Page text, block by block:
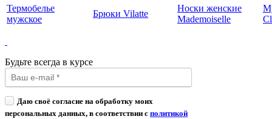
Термобелье
мужское
Брюки Vilatte
Носки женские
Mademoiselle
Будьте всегда в курсе
Даю своё согласие на обработку моих
персональных данных, в соответствии с политикой